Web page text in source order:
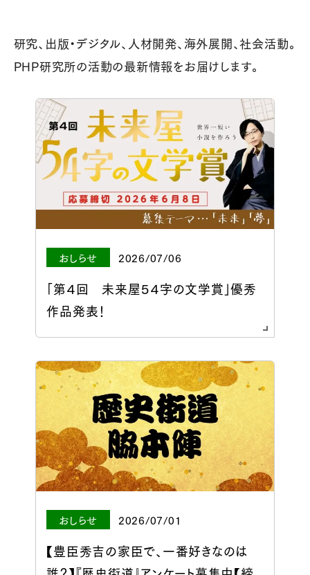
研究、出版・デジタル、人材開発、海外展開、社会活動。
PHP研究所の活動の最新情報をお届けします。
おしらせ 2026/07/06
「第４回 未来屋５４字の文学賞」優秀
作品発表！
おしらせ 2026/07/01
【豊臣秀吉の家臣で、一番好きなのは